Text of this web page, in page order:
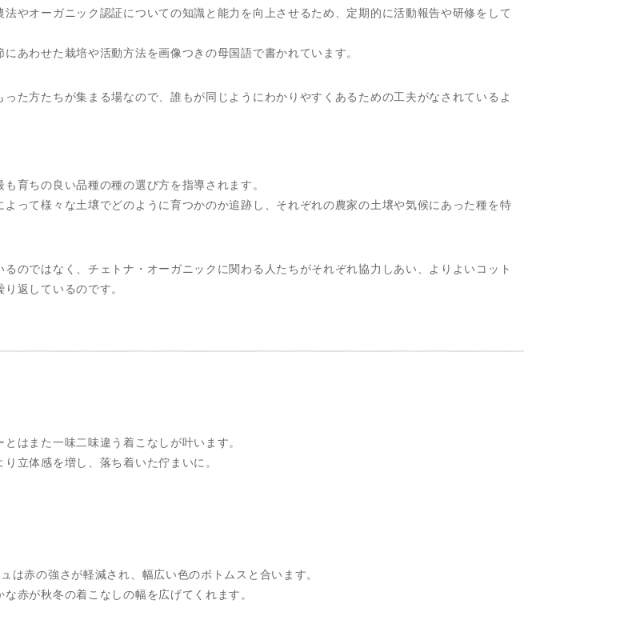
やオーガニック認証についての知識と能力を向上させるため、定期的に活動報告や研修をして
あわせた栽培や活動方法を画像つきの母国語で書かれています。
た方たちが集まる場なので、誰もが同じようにわかりやすくあるための工夫がなされているよ
育ちの良い品種の種の選び方を指導されます。
って様々な土壌でどのように育つかのか追跡し、それぞれの農家の土壌や気候にあった種を特
のではなく、チェトナ・オーガニックに関わる人たちがそれぞれ協力しあい、よりよいコット
返しているのです。
はまた一味二味違う着こなしが叶います。
立体感を増し、落ち着いた佇まいに。
は赤の強さが軽減され、幅広い色のボトムスと合います。
赤が秋冬の着こなしの幅を広げてくれます。